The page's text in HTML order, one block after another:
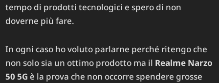
tempo di prodotti tecnologici e spero di non
doverne più fare.
In ogni caso ho voluto parlarne perché ritengo che
non solo sia un ottimo prodotto ma il Realme Narzo
50 5G è la prova che non occorre spendere grosse